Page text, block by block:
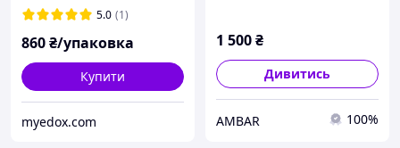
5.0 (1)
860₴/упаковка
Купити
myedox.com
1 500₴
Дивитись
AMBAR 100%